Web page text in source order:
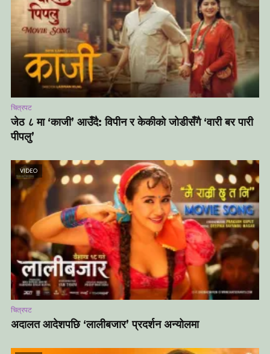
चित्रपट
जेठ ८ मा ‘काजी’ आउँदै: विपीन र केकीको जोडीसँगै ‘वारी बर पारी
पीपलु’
VIDEO
चित्रपट
अदालत आदेशपछि ‘लालीबजार’ प्रदर्शन अन्योलमा